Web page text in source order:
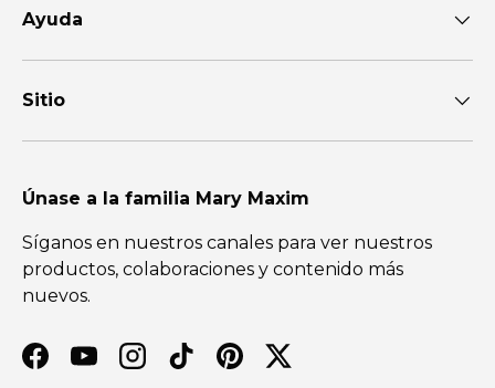
Ayuda
Sitio
Únase a la familia Mary Maxim
Síganos en nuestros canales para ver nuestros
productos, colaboraciones y contenido más
nuevos.
Facebook
YouTubeInstagram
TikTokPinterestTwitter